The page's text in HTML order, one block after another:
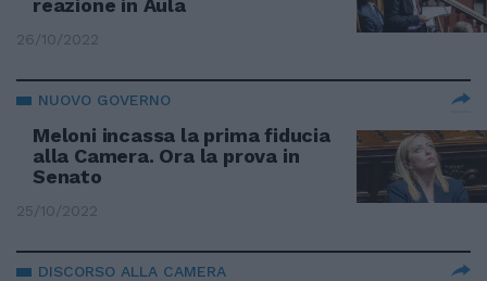
reazione in Aula
26/10/2022
NUOVO GOVERNO
Meloni incassa la prima fiducia
alla Camera. Ora la prova in
Senato
25/10/2022
DISCORSO ALLA CAMERA